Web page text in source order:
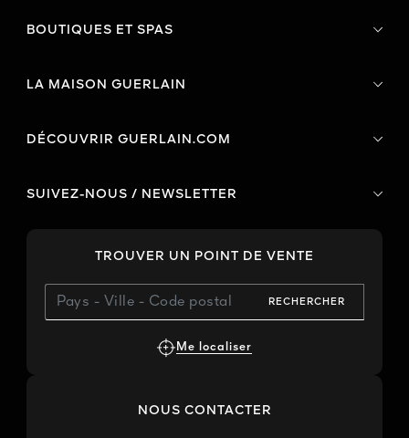
BOUTIQUES ET SPAS
LA MAISON GUERLAIN
DÉCOUVRIR GUERLAIN.COM
SUIVEZ-NOUS / NEWSLETTER
TROUVER UN POINT DE VENTE
RECHERCHER
Me localiser
NOUS CONTACTER